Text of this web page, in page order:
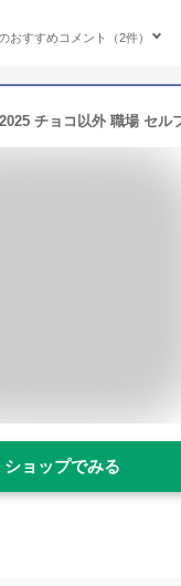
おすすめコメント（2件）
ショップでみる